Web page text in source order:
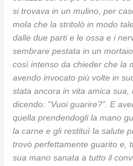
si trovava in un mulino, per
mola che la stritolò in modo
dalle due parti e le ossa e i
sembrare pestata in un
così intenso da chieder che la
avendo invocato più volte in
stata ancora in vita amica
dicendo: “Vuoi guarire?”. E
quella prendendogli la mano
la carne e gli restituì la salute
trovò perfettamente guarito e,
sua mano sanata a tutto il